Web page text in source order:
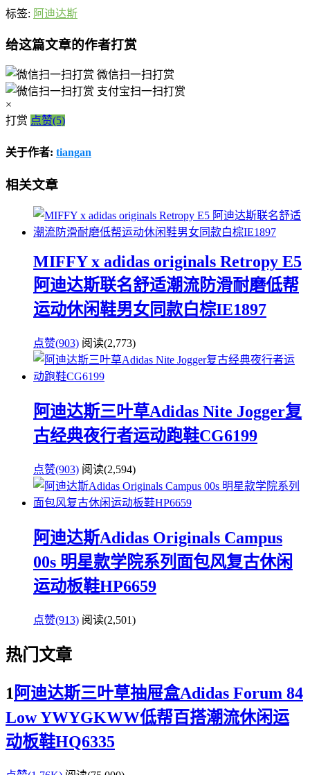
标签: 阿迪达斯
给这篇文章的作者打赏
微信扫一扫打赏
支付宝扫一扫打赏
×
打赏 点赞(5)
关于作者: tiangan
相关文章
MIFFY x adidas originals Retropy E5
阿迪达斯联名舒适潮流防滑耐磨低帮
运动休闲鞋男女同款白棕IE1897
点赞(903) 阅读(2,773)
阿迪达斯三叶草Adidas Nite Jogger复
古经典夜行者运动跑鞋CG6199
点赞(903) 阅读(2,594)
阿迪达斯Adidas Originals Campus
00s 明星款学院系列面包风复古休闲
运动板鞋HP6659
点赞(913) 阅读(2,501)
热门文章
1 阿迪达斯三叶草抽屉盒Adidas Forum 84
Low YWYGKWW低帮百搭潮流休闲运
动板鞋HQ6335